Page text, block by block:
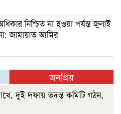
নিশ্চিত না হওয়া পর্যন্ত জুলাই
জামায়াত আমির
জনপ্রিয়
দুই দফায় তদন্ত কমিটি গঠন,